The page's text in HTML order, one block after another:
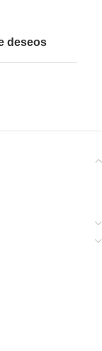
deseos